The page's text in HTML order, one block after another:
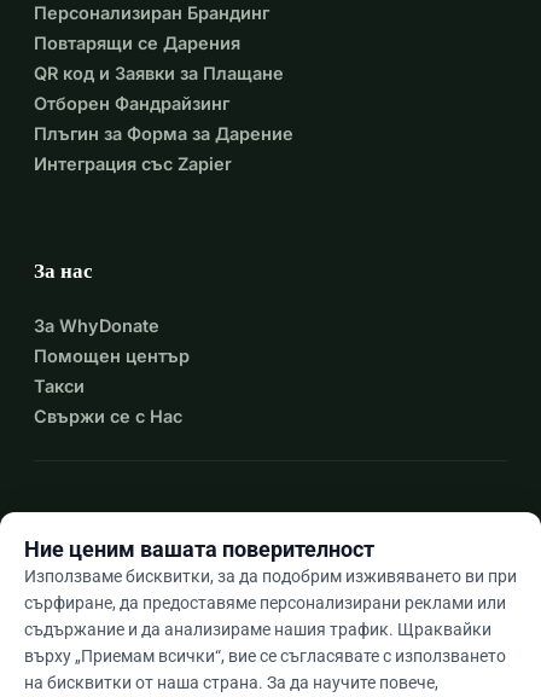
Персонализиран Брандинг
Повтарящи се Дарения
QR код и Заявки за Плащане
Отборен Фандрайзинг
Плъгин за Форма за Дарение
Интеграция със Zapier
За нас
За WhyDonate
Помощен център
Такси
Свържи се с Нас
Bgarrow_drop_down
Ние ценим вашата поверителност
Използваме бисквитки, за да подобрим изживяването ви при
сърфиране, да предоставяме персонализирани реклами или
съдържание и да анализираме нашия трафик. Щраквайки
върху „Приемам всички“, вие се съгласявате с използването
на бисквитки от наша страна. За да научите повече,